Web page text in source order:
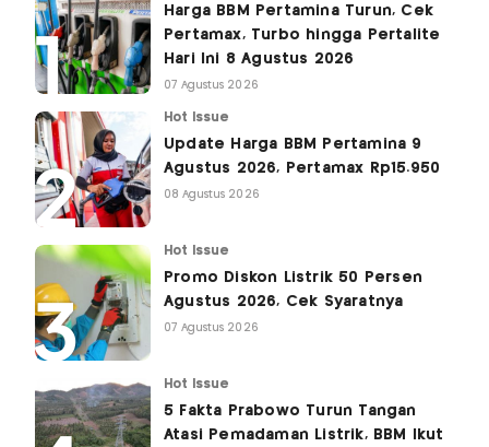
Harga BBM Pertamina Turun, Cek
Pertamax, Turbo hingga Pertalite
Hari Ini 8 Agustus 2026
07 Agustus 2026
Hot Issue
Update Harga BBM Pertamina 9
Agustus 2026, Pertamax Rp15.950
08 Agustus 2026
Hot Issue
Promo Diskon Listrik 50 Persen
Agustus 2026, Cek Syaratnya
07 Agustus 2026
Hot Issue
5 Fakta Prabowo Turun Tangan
Atasi Pemadaman Listrik, BBM Ikut